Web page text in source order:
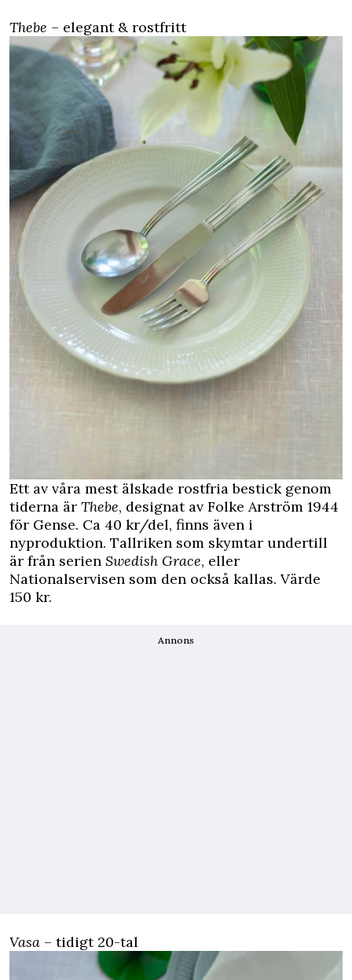
Thebe – elegant & rostfritt
Ett av våra mest älskade rostfria bestick genom
tiderna är Thebe, designat av Folke Arström 1944
för Gense. Ca 40 kr/del, finns även i
nyproduktion. Tallriken som skymtar undertill
är från serien Swedish Grace, eller
Nationalservisen som den också kallas. Värde
150 kr.
Annons
Vasa – tidigt 20-tal